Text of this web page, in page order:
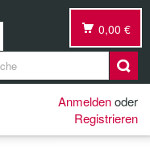
0,00 €
Anmeldenoder
Registrieren